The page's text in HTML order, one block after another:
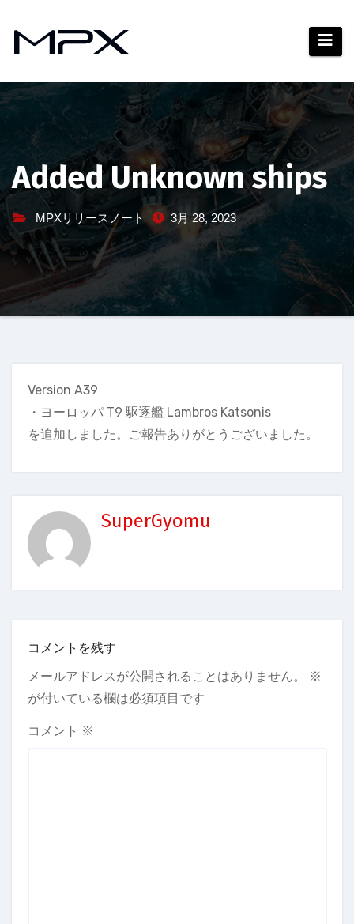
ツ
ッAdded Unknown ships
MPXリリースノート 3月 28, 2023
Version A39
・ヨーロッパ T9 駆逐艦 Lambros Katsonis
を追加しました。ご報告ありがとうございました。
SuperGyomu
コメントを残す
メールアドレスが公開されることはありません。
※
が付いている欄は必須項目です
コメント ※